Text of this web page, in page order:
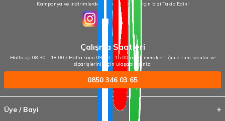
Kampanya ve indirimlerden haberdar olmak için bizi Takip Edin!
Çalışma Saatleri
Hafta içi 08:30 - 18:00 / Hafta sonu 09:00 - 15:00 arası merak ettiğiniz tüm sorular ve
siparişleriniz için ulaşabilirsiniz.
0850 346 03 65
Üye / Bayi